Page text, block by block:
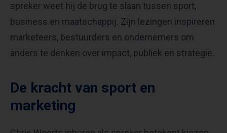
spreker weet hij de brug te slaan tussen sport,
business en maatschappij. Zijn lezingen inspireren
marketeers, bestuurders en ondernemers om
anders te denken over impact, publiek en strategie.
De kracht van sport en
marketing